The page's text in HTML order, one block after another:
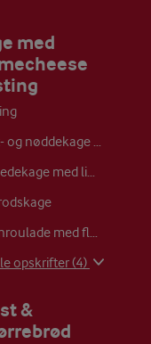
med
opskrifter (4)
&